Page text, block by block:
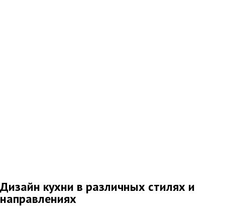
Дизайн кухни в различных стилях и
направлениях